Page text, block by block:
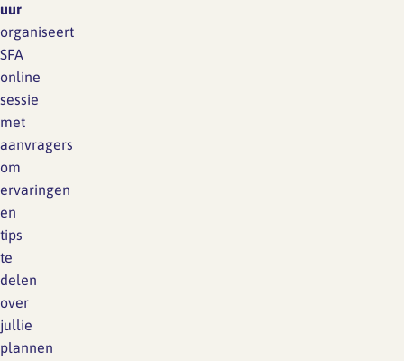
uur
organiseert
SFA
online
sessie
met
aanvragers
om
ervaringen
en
tips
te
delen
over
jullie
plannen